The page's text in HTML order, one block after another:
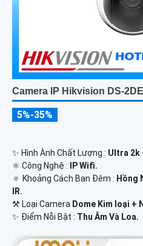
Camera IP Hikvision DS-
5%-35%
✨ Hình Ành Chất Lượng : Ultra 2k
⚛️ Công Nghệ :
IP Wifi.
🔅 Khoảng Cách Ban Đêm : Hồng
IR.
⚒ Loại Camera Dome Kim loại +
️✨ Điểm Nỗi Bật : Thu Âm Và Loa.